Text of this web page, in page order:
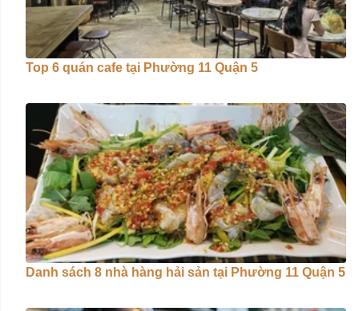
Top 6 quán cafe tại Phường 11 Quận 5
Danh sách 8 nhà hàng hải sản tại Phường 11 Quận 5